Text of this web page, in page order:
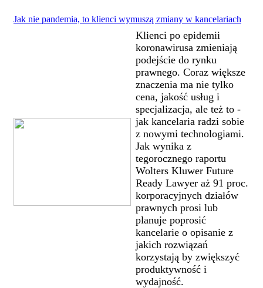
Jak nie pandemia, to klienci wymuszą zmiany w kancelariach
Klienci po epidemii
koronawirusa zmieniają
podejście do rynku
prawnego. Coraz większe
znaczenia ma nie tylko
cena, jakość usług i
specjalizacja, ale też to -
jak kancelaria radzi sobie
z nowymi technologiami.
Jak wynika z
tegorocznego raportu
Wolters Kluwer Future
Ready Lawyer aż 91 proc.
korporacyjnych działów
prawnych prosi lub
planuje poprosić
kancelarie o opisanie z
jakich rozwiązań
korzystają by zwiększyć
produktywność i
wydajność.